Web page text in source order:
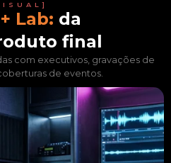
Lab: da
final
com executivos, gravações de
de eventos.